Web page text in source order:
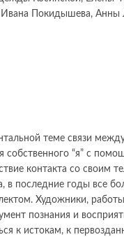
Ивана Покидышева,
теме связи
“я” с
контакта со своим
в последние годы все
Художники,
познания и
к истокам, к